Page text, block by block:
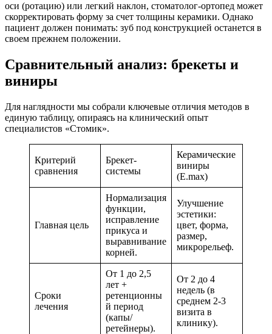
оси (ротацию) или легкий наклон, стоматолог-ортопед может
скорректировать форму за счет толщины керамики. Однако
пациент должен понимать: зуб под конструкцией останется в
своем прежнем положении.
Сравнительный анализ: брекеты и
виниры
Для наглядности мы собрали ключевые отличия методов в
единую таблицу, опираясь на клинический опыт
специалистов «Стомик».
Критерий
сравнения
Брекет-
системы
Керамические
виниры
(E.max)
Главная цель
Нормализация
функции,
исправление
прикуса и
выравнивание
корней.
Улучшение
эстетики:
цвет, форма,
размер,
микрорельеф.
Сроки
лечения
От 1 до 2,5
лет +
ретенционны
й период
(капы/
ретейнеры).
От 2 до 4
недель (в
среднем 2-3
визита в
клинику).